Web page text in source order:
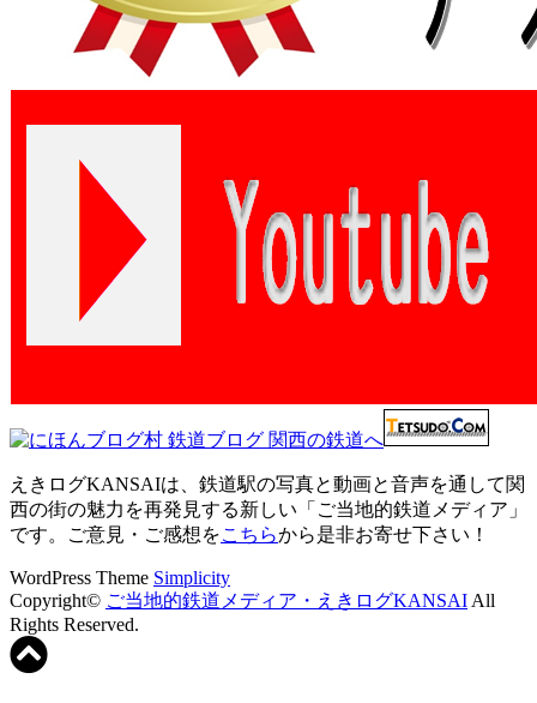
えきログKANSAIは、鉄道駅の写真と動画と音声を通して関
西の街の魅力を再発見する新しい「ご当地的鉄道メディア」
です。ご意見・ご感想をこちらから是非お寄せ下さい！
WordPress Theme Simplicity
Copyright© ご当地的鉄道メディア・えきログKANSAI All
Rights Reserved.